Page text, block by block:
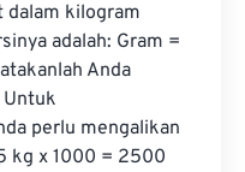
dalam kilogram
adalah: Gram =
Anda
perlu mengalikan
kg x 1000 = 2500